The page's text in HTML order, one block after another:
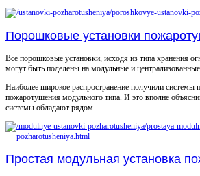
Порошковые установки
Все порошковые установки, исходя из типа хранения
могут быть поделены на модульные и
Наиболее широкое распространение получили системы
пожаротушения модульного типа. И это вполне
системы обладают рядом ...
Простая модульная установка